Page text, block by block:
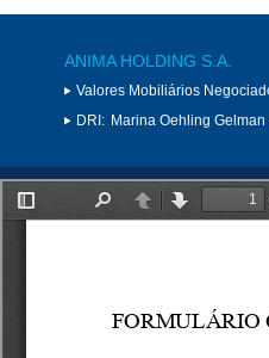
ANIMA HOLDING S.A.
Valores Mobiliários
DRI: Marina Oehling Gelman